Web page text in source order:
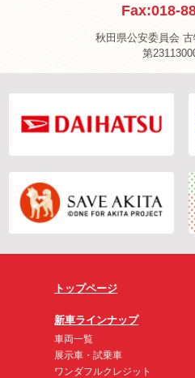
Fax:018-
秋田県公安委員会
第
トップページ
新車ラインナップ
車両一覧
展示車・試乗車
ワンダフルクレジット